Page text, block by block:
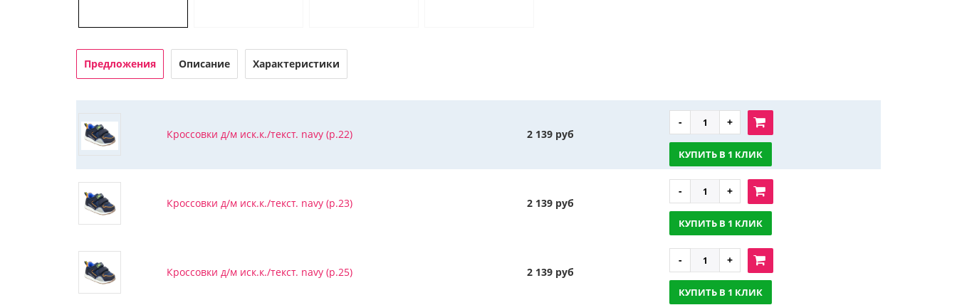
Предложения Описание Характеристики
Кроссовки д/м иск.к./текст. navy (р.22) 2 139 руб
КУПИТЬ В 1 КЛИК
Кроссовки д/м иск.к./текст. navy (р.23) 2 139 руб
КУПИТЬ В 1 КЛИК
Кроссовки д/м иск.к./текст. navy (р.25) 2 139 руб
КУПИТЬ В 1 КЛИК